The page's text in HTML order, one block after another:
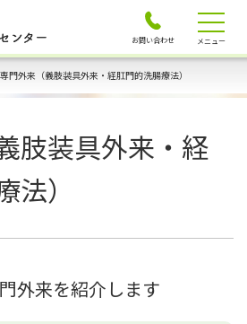
専門外来（義肢装具外来・経肛門的洗腸療法）
肢装具外来・経
）
外来を紹介します
メニュー
お問い合わせ